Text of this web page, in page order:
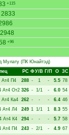
+115
2833
2948
+96
Мулату(ПК Юнайтэд)
РC ФУ/В Г/П О ЗС
Ат4 П4 288 - 1 - 5.5 78
Ат4 От2 326 - 1/1 - 6.0 54
Ат4 Ка4 262 - - - 6.4 46
Ат4 Л4 249 1 1/1 1 8.3 55
Ат4 К4 294 - - - 5.7 58
Ат4 П4 243 - 2/1 - 4.9 67